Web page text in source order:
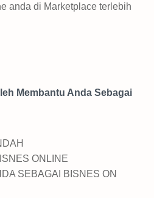
anda di Marketplace terlebih
Membantu Anda Sebagai
ONLINE
SEBAGAI BISNES ON